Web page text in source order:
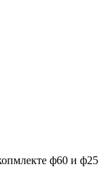
ф60 и ф25